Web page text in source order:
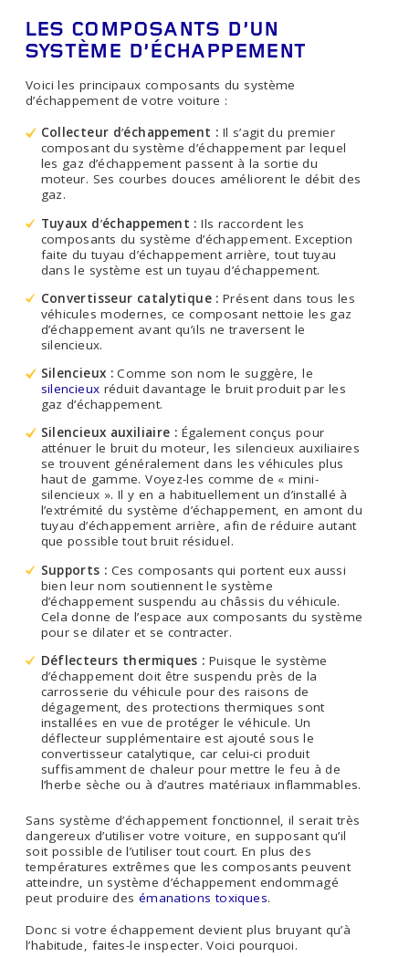
LES COMPOSANTS D’UN
SYSTÈME D’ÉCHAPPEMENT
Voici les principaux composants du système
d’échappement de votre voiture :
Collecteur d’échappement : Il s’agit du premier
composant du système d’échappement par lequel
les gaz d’échappement passent à la sortie du
moteur. Ses courbes douces améliorent le débit des
gaz.
Tuyaux d’échappement : Ils raccordent les
composants du système d’échappement. Exception
faite du tuyau d’échappement arrière, tout tuyau
dans le système est un tuyau d’échappement.
Convertisseur catalytique : Présent dans tous les
véhicules modernes, ce composant nettoie les gaz
d’échappement avant qu’ils ne traversent le
silencieux.
Silencieux : Comme son nom le suggère, le
silencieux réduit davantage le bruit produit par les
gaz d’échappement.
Silencieux auxiliaire : Également conçus pour
atténuer le bruit du moteur, les silencieux auxiliaires
se trouvent généralement dans les véhicules plus
haut de gamme. Voyez-les comme de « mini-
silencieux ». Il y en a habituellement un d’installé à
l’extrémité du système d’échappement, en amont du
tuyau d’échappement arrière, afin de réduire autant
que possible tout bruit résiduel.
Supports : Ces composants qui portent eux aussi
bien leur nom soutiennent le système
d’échappement suspendu au châssis du véhicule.
Cela donne de l’espace aux composants du système
pour se dilater et se contracter.
Déflecteurs thermiques : Puisque le système
d’échappement doit être suspendu près de la
carrosserie du véhicule pour des raisons de
dégagement, des protections thermiques sont
installées en vue de protéger le véhicule. Un
déflecteur supplémentaire est ajouté sous le
convertisseur catalytique, car celui-ci produit
suffisamment de chaleur pour mettre le feu à de
l’herbe sèche ou à d’autres matériaux inflammables.
Sans système d’échappement fonctionnel, il serait très
dangereux d’utiliser votre voiture, en supposant qu’il
soit possible de l’utiliser tout court. En plus des
températures extrêmes que les composants peuvent
atteindre, un système d’échappement endommagé
peut produire des émanations toxiques.
Donc si votre échappement devient plus bruyant qu’à
l’habitude, faites-le inspecter. Voici pourquoi.